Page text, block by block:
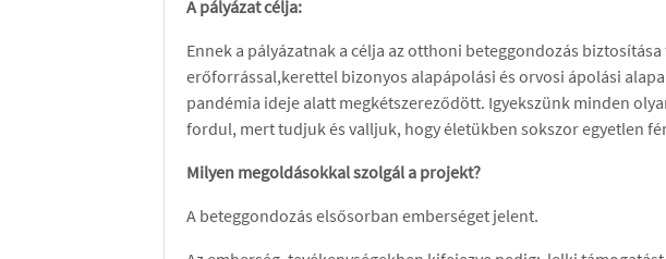
A pályázat célja:
Ennek a pályázatnak a célja az otthoni beteggondozás
erőforrással,kerettel bizonyos alapápolási és orvosi ápolási
pandémia ideje alatt megkétszereződött. Igyekszünk minden
fordul, mert tudjuk és valljuk, hogy életükben sokszor egyetlen
Milyen megoldásokkal szolgál a projekt?
A beteggondozás elsősorban emberséget jelent.